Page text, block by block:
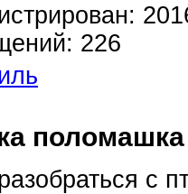
226
поломашка
с